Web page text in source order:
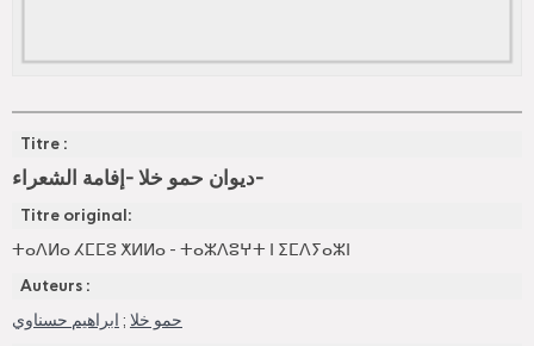
Titre :
ديوان حمو خلا -إفامة الشعراء-
Titre original:
ⵜⴰⴷⵍⴰ ⵃⵎⵎⵓ ⵅⵍⵍⴰ - ⵜⴰⵣⴷⵓⵖⵜ ⵏ ⵉⵎⴷⵢⴰⵣⵏ
Auteurs :
حمو خلا ; ابراهيم حسناوي